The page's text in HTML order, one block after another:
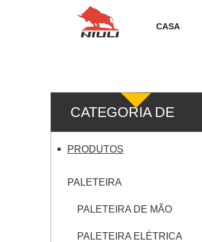
CASA
CATEGORIA DE
PRODUTO
PRODUTOS
PALETEIRA
PALETEIRA DE MÃO
PALETEIRA ELÉTRICA